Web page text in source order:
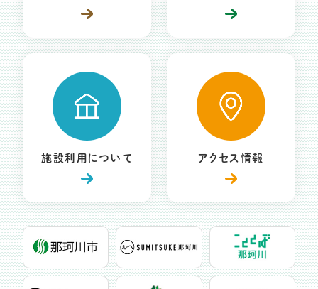
施設利用について アクセス情報